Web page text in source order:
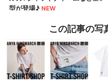
この記事の写